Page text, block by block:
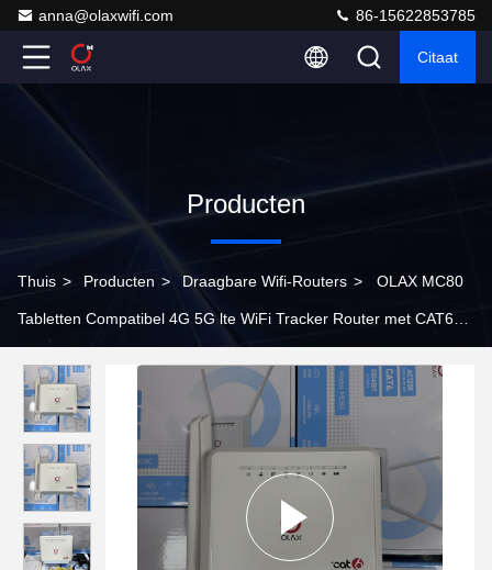
anna@olaxwifi.com 86-15622853785
Citaat
Producten
Thuis > Producten > Draagbare Wifi-Routers > OLAX MC80
Tabletten Compatibel 4G 5G lte WiFi Tracker Router met CAT6